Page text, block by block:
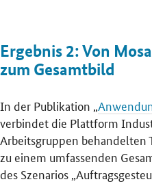
Ergebnis 2: Von
zum Gesamtbild
In der Publikation „
verbindet die Plattform
Arbeitsgruppen behandelten
zu einem umfassenden
des Szenarios